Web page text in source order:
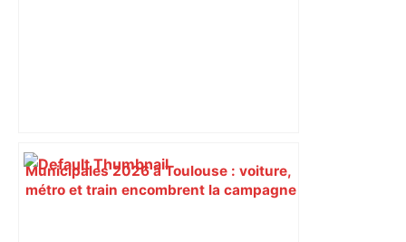
Municipales 2026 à Toulouse : voiture,
métro et train encombrent la campagne